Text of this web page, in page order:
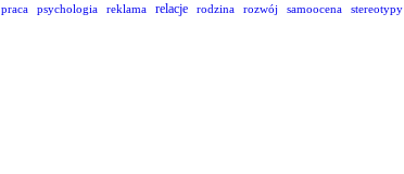
praca psychologia reklama relacje rodzina rozwój samoocena stereotypy